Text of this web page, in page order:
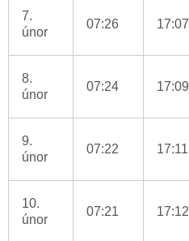
7.
únor
07:26 17:07
8.
únor
07:24 17:09
9.
únor
07:22 17:11
10.
únor
07:21 17:12